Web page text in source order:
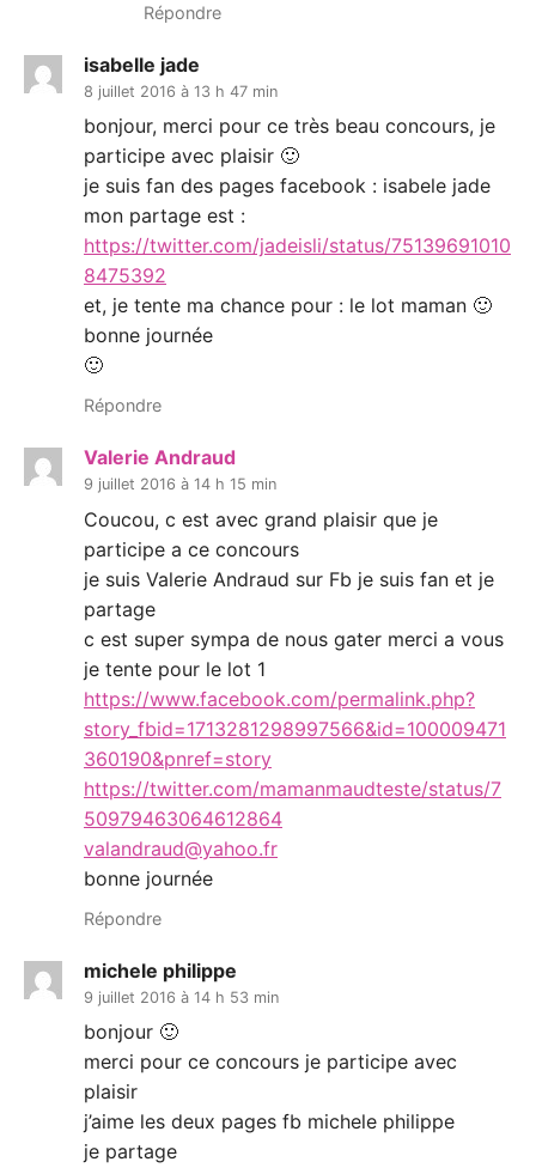
Répondre
isabelle jade
8 juillet 2016 à 13 h 47 min
bonjour, merci pour ce très beau concours, je
participe avec plaisir 🙂
je suis fan des pages facebook : isabele jade
mon partage est :
https://twitter.com/jadeisli/status/75139691010
8475392
et, je tente ma chance pour : le lot maman 🙂
bonne journée
🙂
Répondre
Valerie Andraud
9 juillet 2016 à 14 h 15 min
Coucou, c est avec grand plaisir que je
participe a ce concours
je suis Valerie Andraud sur Fb je suis fan et je
partage
c est super sympa de nous gater merci a vous
je tente pour le lot 1
https://www.facebook.com/permalink.php?
story_fbid=1713281298997566&id=100009471
360190&pnref=story
https://twitter.com/mamanmaudteste/status/7
50979463064612864
valandraud@yahoo.fr
bonne journée
Répondre
michele philippe
9 juillet 2016 à 14 h 53 min
bonjour 🙂
merci pour ce concours je participe avec
plaisir
j’aime les deux pages fb michele philippe
je partage